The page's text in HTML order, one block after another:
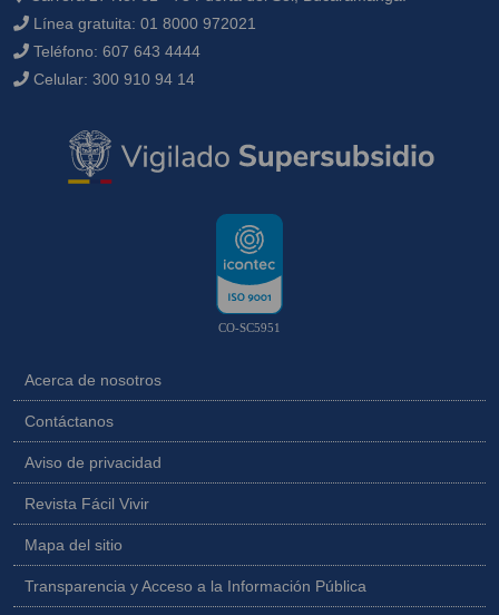
Línea gratuita: 01 8000 972021
Teléfono: 607 643 4444
Celular: 300 910 94 14
CO-SC5951
Acerca de nosotros
Contáctanos
Aviso de privacidad
Revista Fácil Vivir
Mapa del sitio
Transparencia y Acceso a la Información Pública